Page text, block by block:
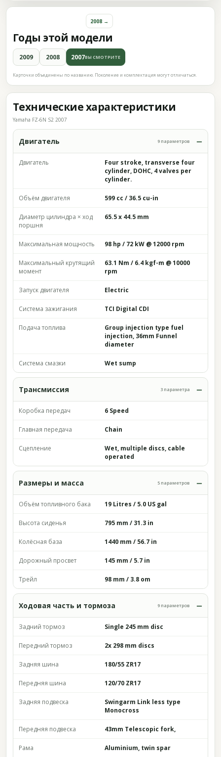
Годы этой модели
2008 →
2009 2008 2007ВЫ СМОТРИТЕ
Карточки объединены по названию. Поколение и комплектация могут отличаться.
Технические характеристики
Yamaha FZ-6N S2 2007
Двигатель 9 параметров
Двигатель
Four stroke, transverse four
cylinder, DOHC, 4 valves per
cylinder.
Объём двигателя 599 cc / 36.5 cu-in
Диаметр цилиндра × ход
поршня
65.5 x 44.5 mm
Максимальная мощность 98 hp / 72 kW @ 12000 rpm
Максимальный крутящий
момент
63.1 Nm / 6.4 kgf-m @ 10000
rpm
Запуск двигателя Electric
Система зажигания TCI Digital CDI
Подача топлива
Group injection type fuel
injection, 36mm Funnel
diameter
Система смазки Wet sump
Трансмиссия 3 параметра
Коробка передач 6 Speed
Главная передача Chain
Сцепление
Wet, multiple discs, cable
operated
Размеры и масса 5 параметров
Объём топливного бака 19 Litres / 5.0 US gal
Высота сиденья 795 mm / 31.3 in
Колёсная база 1440 mm / 56.7 in
Дорожный просвет 145 mm / 5.7 in
Трейл 98 mm / 3.8 om
Ходовая часть и тормоза 9 параметров
Задний тормоз Single 245 mm disc
Передний тормоз 2x 298 mm discs
Задняя шина 180/55 ZR17
Передняя шина 120/70 ZR17
Задняя подвеска
Swingarm Link less type
Monocross
Передняя подвеска 43mm Telescopic fork,
Рама Aluminium, twin spar